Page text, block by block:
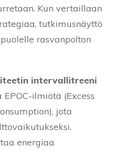
Kun vertaillaan
tutkimusnäyttö
rasvanpolton
intervallitreeni
ilmiötä (Excess
jota
energiaa